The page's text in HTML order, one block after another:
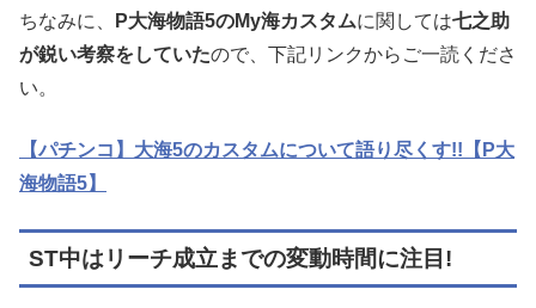
ちなみに、 P大海物語5のMy海カスタムに関しては七之助
が鋭い考察をしていたので、下記リンクからご一読くださ
い。
【パチンコ】大海5のカスタムについて語り尽くす!!【P大
海物語5】
ST中はリーチ成立までの変動時間に注目!